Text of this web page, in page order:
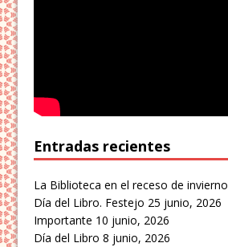
Entradas recientes
La Biblioteca en el receso de invierno
Día del Libro. Festejo 25 junio, 2026
Importante 10 junio, 2026
Día del Libro 8 junio, 2026